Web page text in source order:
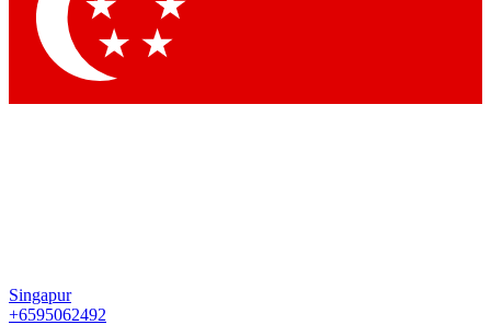
Singapur
+6595062492